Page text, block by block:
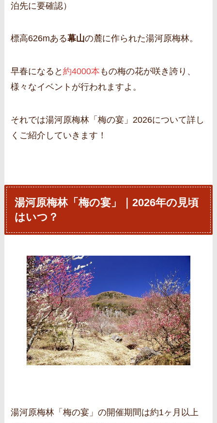
泊先に要確認）
標高626mある幕山の麓に作られた湯河原梅林。
早春になると約4000本 もの梅の花が咲き誇り、
様々なイベントが行われますよ。
それでは湯河原梅林「梅の宴」2026について詳し
くご紹介していきます！
湯河原梅林「梅の宴」｜2026年の見頃
はいつ？
湯河原梅林「梅の宴」の開催期間は約1ヶ月以上